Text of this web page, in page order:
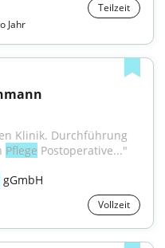
Teilzeit
Jahr
Klinik. Durchführung
Pflege Postoperative..."
gGmbH
Vollzeit